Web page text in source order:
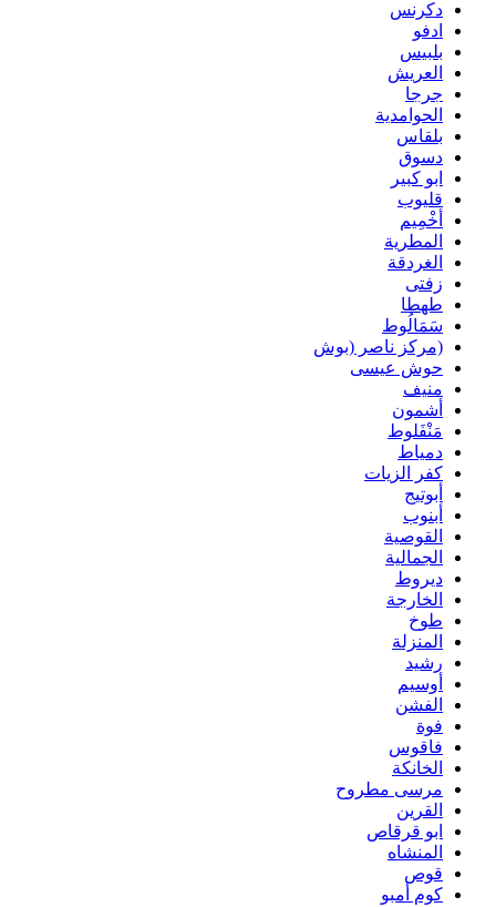
دكرنس
ادفو
بلبيس
العريش
جرجا
الحوامدية
بلقاس
دسوق
ابو كبير
قليوب
أخْمِيم
المطرية
الغردقة
زفتى
طهطا
سَمَالُوط
(مركز ناصر (بوش
حوش عيسى
منيف
أشمون
مَنْفَلوط
دمياط
كفر الزيات
أبوتيج
أبنوب
القوصية
الجمالية
ديروط
الخارجة
طوخ
المنزلة
رشيد
أوسيم
الفشن
فوة
فاقوس
الخانكة
مرسى مطروح
القرين
ابو قرقاص
المنشاه
قوص
كوم أمبو